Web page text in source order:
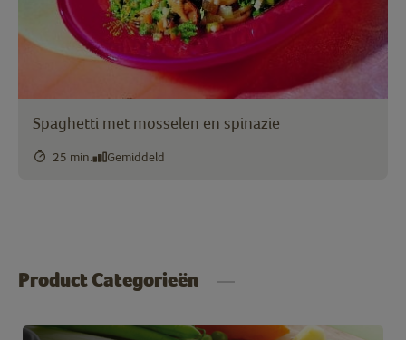
Spaghetti met mosselen en spinazie
25 min. Gemiddeld
Product Categorieën